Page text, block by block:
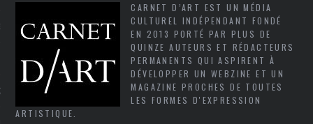
EN VOD
CARNET D’ART EST UN MÉDIA
CULTUREL INDÉPENDANT FONDÉ
EN 2013 PORTÉ PAR PLUS DE
QUINZE AUTEURS ET RÉDACTEURS
PERMANENTS QUI ASPIRENT À
DÉVELOPPER UN WEBZINE ET UN
MAGAZINE PROCHES DE TOUTES
LES FORMES D'EXPRESSION
ARTISTIQUE.